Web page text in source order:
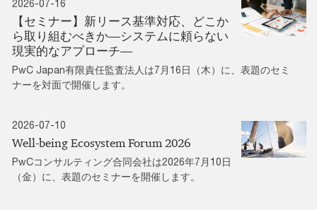
2026-07-16
【セミナー】新リース基準対応、どこか
ら取り組むべきか―システムに頼らない
現実的なアプローチ―
PwC Japan有限責任監査法人は7月16日（木）に、表題のセミ
ナーを対面で開催します。
2026-07-10
Well-being Ecosystem Forum 2026
PwCコンサルティング合同会社は2026年7月10日
（金）に、表題のセミナーを開催します。